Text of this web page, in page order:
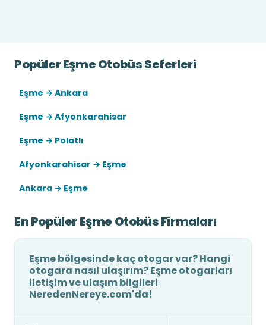
Popüler Eşme Otobüs Seferleri
Eşme → Ankara
Eşme → Afyonkarahisar
Eşme → Polatlı
Afyonkarahisar → Eşme
Ankara → Eşme
En Popüler Eşme Otobüs Firmaları
Eşme bölgesinde kaç otogar var? Hangi
otogara nasıl ulaşırım? Eşme otogarları
iletişim ve ulaşım bilgileri
NeredenNereye.com'da!